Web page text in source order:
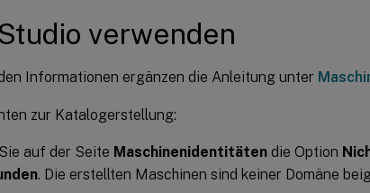
verwenden
Informationen ergänzen die Anleitung unter
zur Katalogerstellung:
auf der Seite Maschinenidentitäten die Option
. Die erstellten Maschinen sind keiner Domäne